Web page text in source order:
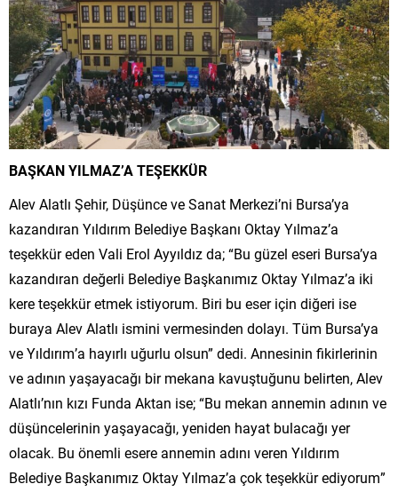
BAŞKAN YILMAZ’A TEŞEKKÜR
Alev Alatlı Şehir, Düşünce ve Sanat Merkezi’ni Bursa’ya
kazandıran Yıldırım Belediye Başkanı Oktay Yılmaz’a
teşekkür eden Vali Erol Ayyıldız da; “Bu güzel eseri Bursa’ya
kazandıran değerli Belediye Başkanımız Oktay Yılmaz’a iki
kere teşekkür etmek istiyorum. Biri bu eser için diğeri ise
buraya Alev Alatlı ismini vermesinden dolayı. Tüm Bursa’ya
ve Yıldırım’a hayırlı uğurlu olsun” dedi. Annesinin fikirlerinin
ve adının yaşayacağı bir mekana kavuştuğunu belirten, Alev
Alatlı’nın kızı Funda Aktan ise; “Bu mekan annemin adının ve
düşüncelerinin yaşayacağı, yeniden hayat bulacağı yer
olacak. Bu önemli esere annemin adını veren Yıldırım
Belediye Başkanımız Oktay Yılmaz’a çok teşekkür ediyorum”